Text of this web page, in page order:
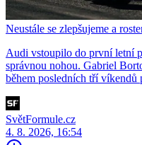
Neustále se zlepšujeme a
Audi vstoupilo do první letní
správnou nohou. Gabriel
během posledních tří víkendů
SvětFormule.cz
4. 8. 2026, 16:54